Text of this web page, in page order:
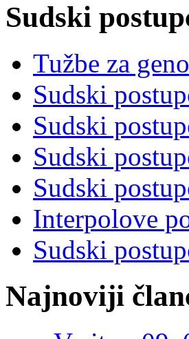
Sudski
Tužbe za
Sudski
Sudski
Sudski
Sudski
Interpolove
Sudski
Najnoviji